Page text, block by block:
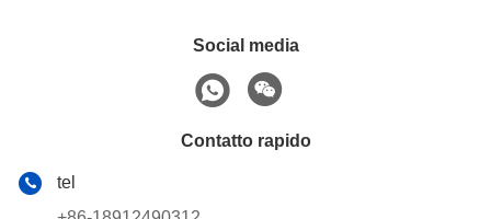
Social media
Contatto rapido
tel